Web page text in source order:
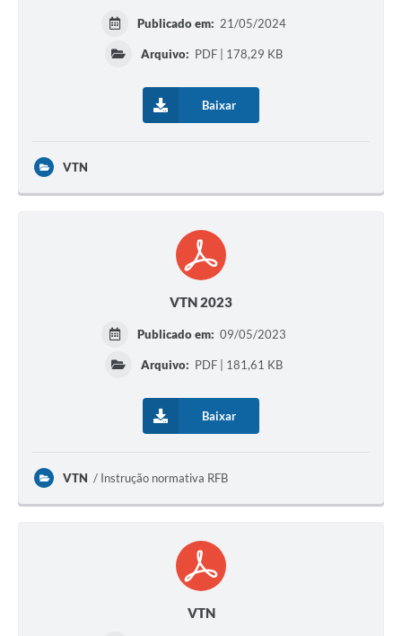
Publicado em: 21/05/2024
Arquivo: PDF | 178,29 KB
Baixar
VTN
VTN 2023
Publicado em: 09/05/2023
Arquivo: PDF | 181,61 KB
Baixar
VTN Instrução normativa RFB
VTN